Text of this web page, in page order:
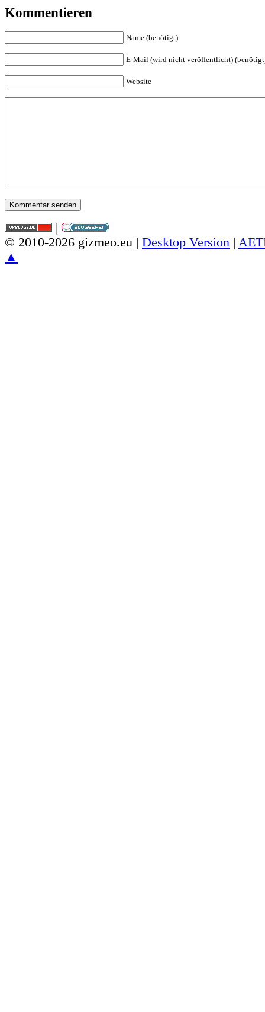
Kommentieren
Name (benötigt)
E-Mail (wird nicht veröffentlicht)
Website
|
© 2010-2026 gizmeo.eu | Desktop Version |
▲